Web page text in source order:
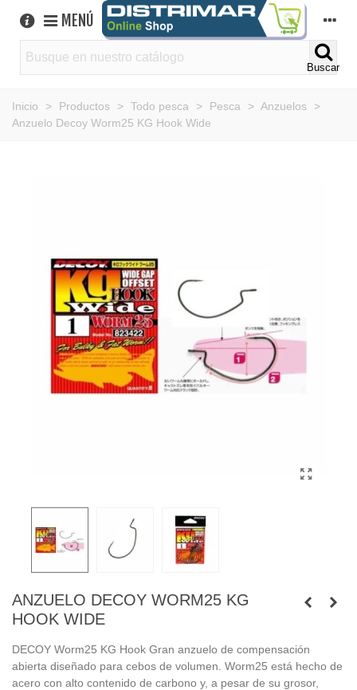
MENÚ
Buscar
Inicio > Productos > Todo pesca > Pesca > Anzuelos
>
Anzuelo Decoy Worm25 KG Hook Wide
ANZUELO DECOY WORM25 KG
HOOK WIDE
DECOY Worm25 KG Hook Gran anzuelo de compensación
abierta diseñado para cebos de volumen. Worm25 está hecho de
acero con alto contenido de carbono y, a pesar de su grosor,